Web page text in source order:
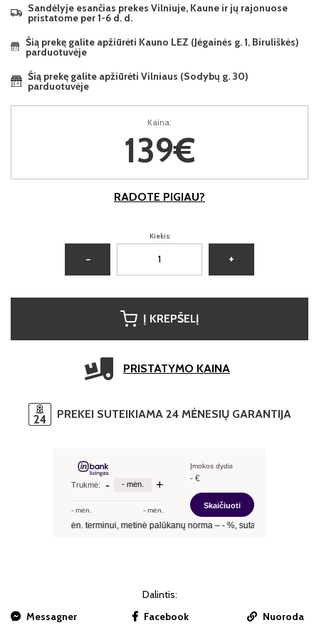
Sandėlyje esančias prekes Vilniuje, Kaune ir jų rajonuose
pristatome per 1-6 d. d.
Šią prekę galite apžiūrėti Kauno LEZ (Jėgainės g. 1, Biruliškės)
parduotuvėje
Šią prekę galite apžiūrėti Vilniaus (Sodybų g. 30)
parduotuvėje
Kaina:
139€
RADOTE PIGIAU?
Kiekis:
− +
Į KREPŠELĮ
PRISTATYMO KAINA
PREKEI SUTEIKIAMA 24 MĖNESIŲ GARANTIJA
Dalintis:
Messagner
Facebook Nuoroda